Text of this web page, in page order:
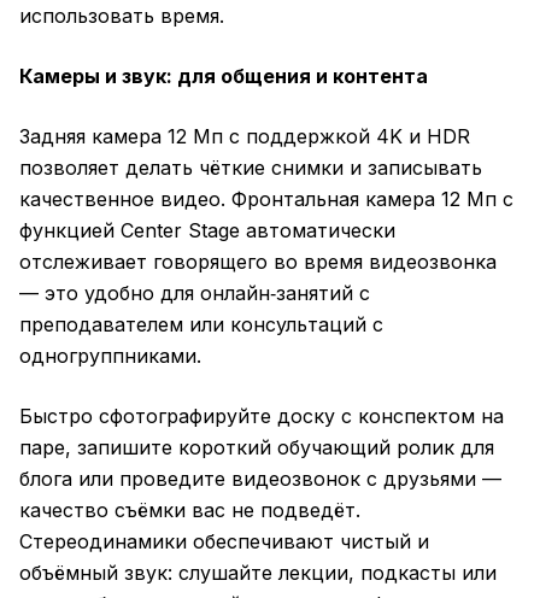
использовать время.
Камеры и звук: для общения и контента
Задняя камера 12 Мп с поддержкой 4K и HDR
позволяет делать чёткие снимки и записывать
качественное видео. Фронтальная камера 12 Мп с
функцией Center Stage автоматически
отслеживает говорящего во время видеозвонка
— это удобно для онлайн‑занятий с
преподавателем или консультаций с
одногруппниками.
Быстро сфотографируйте доску с конспектом на
паре, запишите короткий обучающий ролик для
блога или проведите видеозвонок с друзьями —
качество съёмки вас не подведёт.
Стереодинамики обеспечивают чистый и
объёмный звук: слушайте лекции, подкасты или